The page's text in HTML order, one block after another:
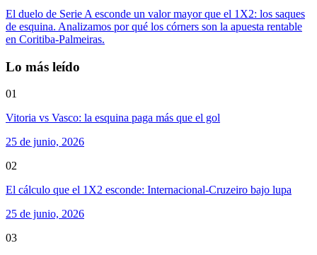
El duelo de Serie A esconde un valor mayor que el 1X2: los saques
de esquina. Analizamos por qué los córners son la apuesta rentable
en Coritiba-Palmeiras.
Lo más leído
01
Vitoria vs Vasco: la esquina paga más que el gol
25 de junio, 2026
02
El cálculo que el 1X2 esconde: Internacional-Cruzeiro bajo lupa
25 de junio, 2026
03